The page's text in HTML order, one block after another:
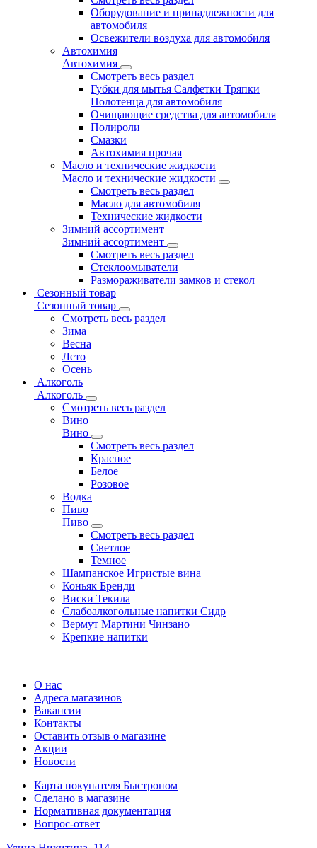
Оборудование и принадлежности для
автомобиля
Освежители воздуха для автомобиля
Автохимия
Автохимия
Смотреть весь раздел
Губки для мытья Салфетки Тряпки
Полотенца для автомобиля
Очищающие средства для автомобиля
Полироли
Смазки
Автохимия прочая
Масло и технические жидкости
Масло и технические жидкости
Смотреть весь раздел
Масло для автомобиля
Технические жидкости
Зимний ассортимент
Зимний ассортимент
Смотреть весь раздел
Стеклоомыватели
Размораживатели замков и стекол
Сезонный товар
Сезонный товар
Смотреть весь раздел
Зима
Весна
Лето
Осень
Алкоголь
Алкоголь
Смотреть весь раздел
Вино
Вино
Смотреть весь раздел
Красное
Белое
Розовое
Водка
Пиво
Пиво
Смотреть весь раздел
Cветлое
Темное
Шампанское Игристые вина
Коньяк Бренди
Виски Текила
Слабоалкогольные напитки Сидр
Вермут Мартини Чинзано
Крепкие напитки
О нас
Адреса магазинов
Вакансии
Контакты
Оставить отзыв о магазине
Акции
Новости
Карта покупателя Быстроном
Сделано в магазине
Нормативная документация
Вопрос-ответ